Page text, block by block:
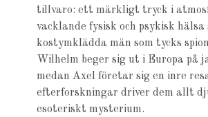
tillvaro: ett märkligt tryck i
vacklande fysisk och psykisk hälsa
kostymklädda män som tycks
Wilhelm beger sig ut i Europa på
medan Axel företar sig en inre
efterforskningar driver dem allt
esoteriskt mysterium.